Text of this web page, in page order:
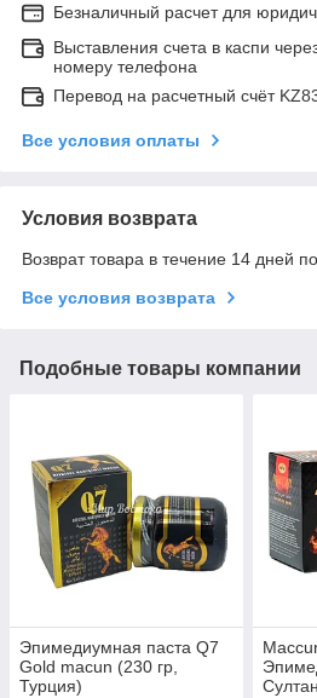
Безналичный расчет для
Выставления счета в каспи
номеру телефона
Перевод на расчетный счёт
Все условия оплаты
Условия возврата
Возврат товара в течение 14 дней
Все условия возврата
Подобные товары компании
Эпимедиумная паста Q7
Gold macun (230 гр,
Турция)